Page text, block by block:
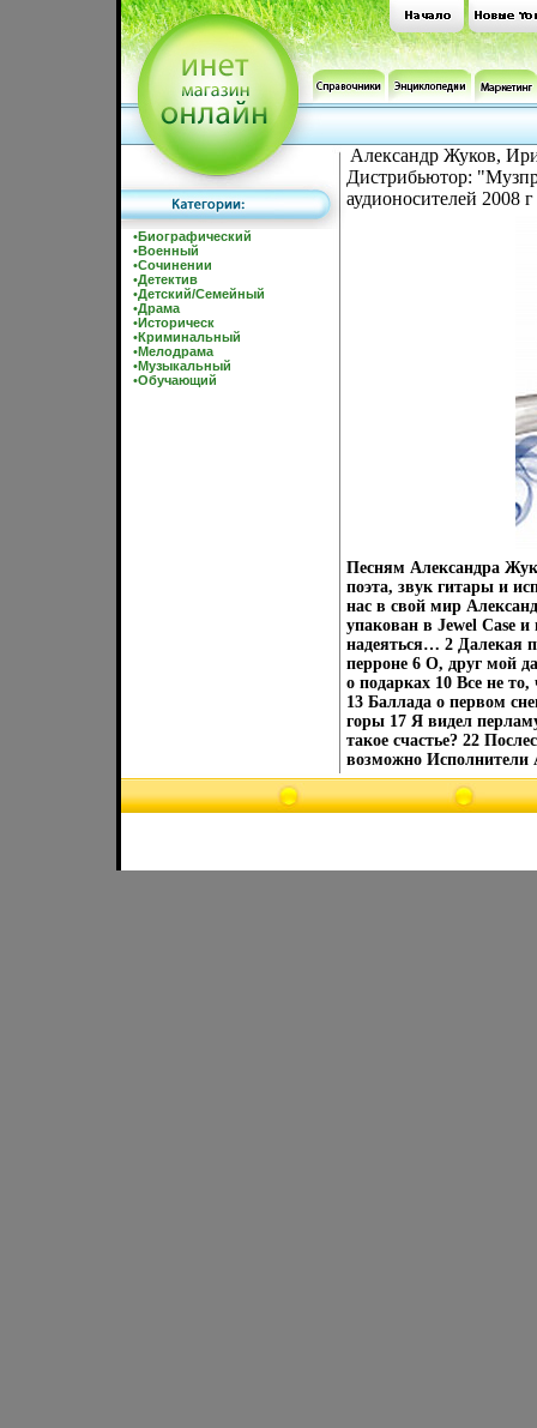
•Биографический
•Военный
•Сочинении
•Детектив
•Детский/Семейный
•Драма
•Историческ
•Криминальный
•Мелодрама
•Музыкальный
•Обучающий
Александр Жуков,
Дистрибьютор:
аудионосителей 2008
Песням Александра
поэта, звук гитары и
нас в свой мир
упакован в Jewel Case
надеяться… 2 Далекая
перроне 6 О, друг мой
о подарках 10 Все не
13 Баллада о первом
горы 17 Я видел
такое счастье? 22
возможно Исполнители